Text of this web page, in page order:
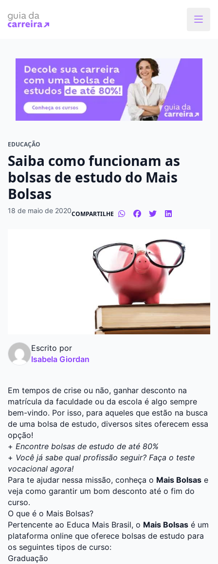
EDUCAÇÃO
Saiba como funcionam as
bolsas de estudo do Mais
Bolsas
18 de maio de 2020COMPARTILHE
Escrito por
Isabela Giordan
Em tempos de crise ou não, ganhar desconto na
matrícula da faculdade ou da escola é algo sempre
bem-vindo. Por isso, para aqueles que estão na busca
de uma bolsa de estudo, diversos sites oferecem essa
opção!
+ Encontre bolsas de estudo de até 80%
+ Você já sabe qual profissão seguir? Faça o teste
vocacional agora!
Para te ajudar nessa missão, conheça o Mais Bolsas e
veja como garantir um bom desconto até o fim do
curso.
O que é o Mais Bolsas?
Pertencente ao Educa Mais Brasil, o Mais Bolsas é um
plataforma online que oferece bolsas de estudo para
os seguintes tipos de curso:
Graduação
Faça o curso dos sonhos
O que você quer estudar?
Modalidade preferida
Presencial
Tipo de formação